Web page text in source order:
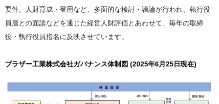
要件、人財育成・登用など、多面的な検討・議論が行われ、執行役
員層との面談などを通じた経営人財評価とあわせて、毎年の取締
役・執行役員指名に反映させています。
ブラザー工業株式会社ガバナンス体制図 (2025年6月25日現在)